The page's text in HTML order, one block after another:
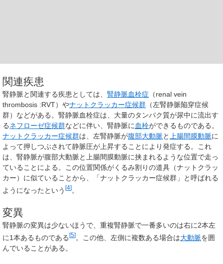
関連疾患
腎静脈と関連する疾患としては、 腎静脈血栓症 （renal vein
thrombosis :RVT）やナットクラッカー症候群 （左腎静脈陥穿症候
群）などがある。腎静脈血栓症は、大量のタンパク質が尿中に流出す
るネフローゼ症候群などに伴い、腎静脈に 血栓ができるものである。
ナットクラッカー症候群は、左腎静脈が腹部大動脈と 上腸間膜動脈に
よって押しつぶされて静脈圧が上昇することにより発症する。これ
は、腎静脈が腹部大動脈と上腸間膜動脈に挟まれるような位置で走っ
ていることによる。この位置関係がくるみ割りの道具（ナットクラッ
カー）に似ていることから、「ナットクラッカー症候群」と呼ばれる
ようになったという [4]。
変異
腎静脈の変異は少ないほうで、重複腎静脈で一番多いのは右に2本左
に1本あるものである[5]。この他、左側に複数ある場合は大動脈を囲
んでいることがある。